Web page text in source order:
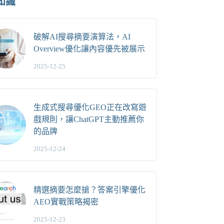
破解AI搜尋摘要演算法，AI
Overview優化讓內容優先被展示
2025-12-25
生成式搜尋優化GEO正在改寫遊
戲規則，讓ChatGPT主動推薦你
的品牌
2025-12-24
精選摘要怎麼搶？答案引擎優化
AEO實戰策略揭密
2025-12-23